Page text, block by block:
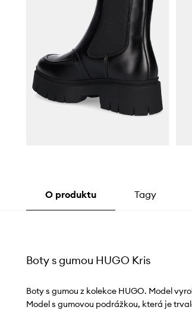
O produktu Tagy
Boty s gumou HUGO Kris
Boty s gumou z kolekce HUGO. Model
Model s gumovou podrážkou, která je